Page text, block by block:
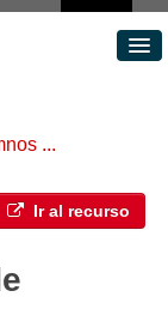
...
Ir al recurso